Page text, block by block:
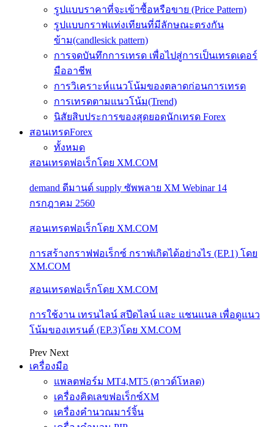
รูปแบบราคาที่จะเข้าซื้อหรือขาย (Price Pattern)
รูปแบบกราฟแท่งเทียนที่มีลักษณะตรงกัน
ข้าม(candlesick pattern)
การจดบันทึกการเทรด เพื่อไปสู่การเป็นเทรดเดอร์
มืออาชีพ
การวิเคราะห์แนวโน้มของตลาดก่อนการเทรด
การเทรดตามแนวโน้ม(Trend)
นิสัยสิบประการของสุดยอดนักเทรด Forex
สอนเทรดForex
ทั้งหมด
สอนเทรดฟอเร็กโดย XM.COM
demand ดีมานด์ supply ซัพพลาย XM Webinar 14
กรกฎาคม 2560
สอนเทรดฟอเร็กโดย XM.COM
การสร้างกราฟฟอเร็กซ์ กราฟเกิดได้อย่างไร (EP.1) โดย
XM.COM
สอนเทรดฟอเร็กโดย XM.COM
การใช้งาน เทรนไลน์ สปีดไลน์ และ แชนแนล เพื่อดูแนว
โน้มของเทรนด์ (EP.3)โดย XM.COM
Prev Next
เครื่องมือ
แพลตฟอร์ม MT4,MT5 (ดาวด์โหลด)
เครื่องคิดเลขฟอเร็กซ์XM
เครื่องคำนวณมาร์จิ้น